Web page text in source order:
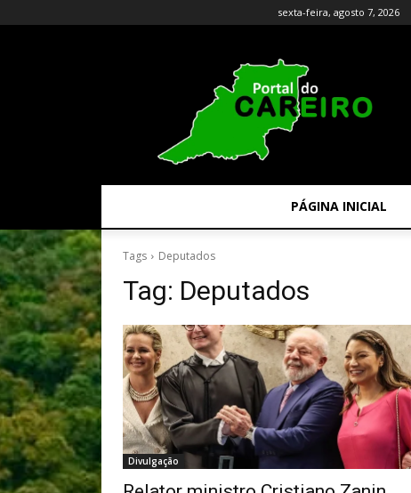
sexta-feira, agosto 7, 2026
PÁGINA INICIAL
Tags Deputados
Tag: Deputados
Divulgação